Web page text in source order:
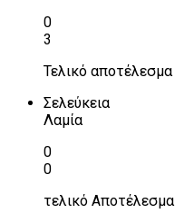
0
3
Τελικό αποτέλεσμα
Σελεύκεια
Λαμία
0
0
τελικό Αποτέλεσμα